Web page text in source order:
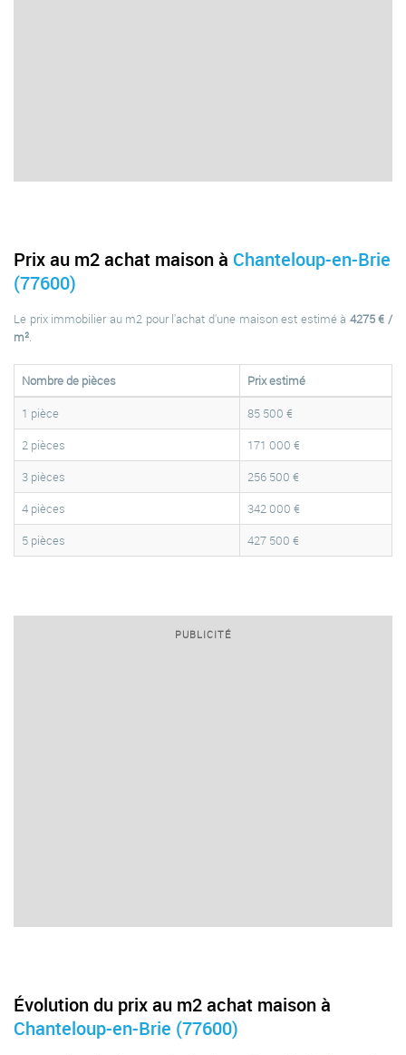
Prix au m2 achat maison à Chanteloup-en-Brie
(77600)
Le prix immobilier au m2 pour l'achat d'une maison est estimé à 4275 € /
m².
Nombre de pièces
Prix estimé
1 pièce
85 500 €
2 pièces
171 000 €
3 pièces
256 500 €
4 pièces
342 000 €
5 pièces
427 500 €
PUBLICITÉ
Évolution du prix au m2 achat maison à
Chanteloup-en-Brie (77600)